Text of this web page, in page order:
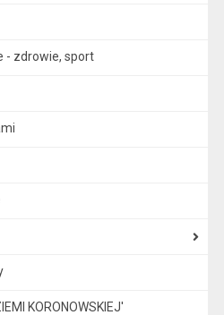
- zdrowie, sport
KORONOWSKIEJ'